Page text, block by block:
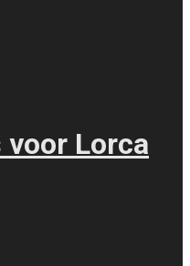
voor Lorca